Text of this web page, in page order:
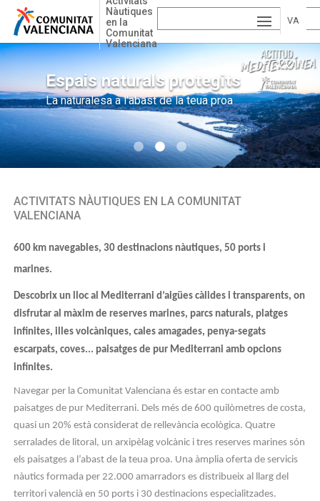
Skip
main
content
Nàutiques
en la
Comunitat
Valenciana
ESP
OL
GLI
SH
FR
AN
ÇAI
VA
LE
À
Zones litorals
Paisatges de pur mediterrani
Espais naturals protegits
La naturalesa a l'abast de la teua proa
Esports aquàtics
Tot un món de fortes emocions
ACTIVITATS NÀUTIQUES EN LA COMUNITAT
VALENCIANA
600 km navegables, 30 destinacions nàutiques, 50 ports i
marines.
Descobrix un lloc al Mediterrani d’aigües càlides i transparents, on
disfrutar al màxim de reserves marines, parcs naturals, platges
infinites, illes volcàniques, cales amagades, penya-segats
escarpats, coves... paisatges de pur Mediterrani amb opcions
infinites.
Navegar per la Comunitat Valenciana és estar en contacte amb
paisatges de pur Mediterrani. Dels més de 600 quilòmetres de costa,
quasi un 20% està considerat de rellevància ecològica. Quatre
serralades de litoral, un arxipèlag volcànic i tres reserves marines són
els paisatges a l’abast de la teua proa. Una àmplia oferta de servicis
nàutics formada per 22.000 amarradors es distribueix al llarg del
territori valencià en 50 ports i 30 destinacions especialitzades.